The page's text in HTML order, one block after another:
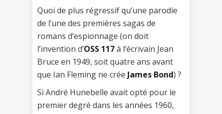
Quoi de plus régressif qu’une parodie
de l’une des premières sagas de
romans d’espionnage (on doit
l’invention d’OSS 117à l’écrivain Jean
Bruce en 1949, soit quatre ans avant
que Ian Fleming ne crée James Bond) ?
Si André Hunebelle avait opté pour le
premier degré dans les années 1960,